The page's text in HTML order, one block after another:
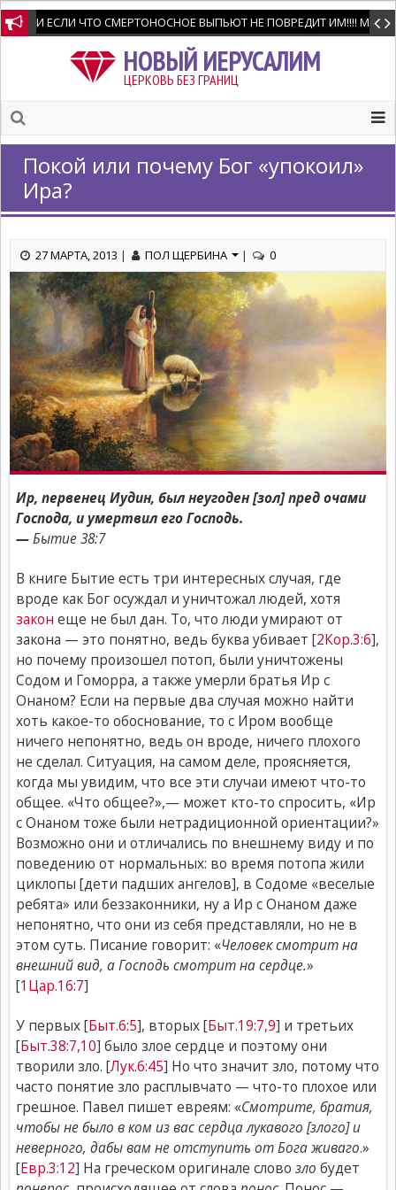
И ЕСЛИ ЧТО СМЕРТОНОСНОЕ ВЫПЬЮТ НЕ ПОВРЕДИТ ИМ!!!! Мне
НОВЫЙ ИЕРУСАЛИМ
ЦЕРКОВЬ БЕЗ ГРАНИЦ
Покой или почему Бог «упокоил»
Ира?
27 МАРТА, 2013 | ПОЛ ЩЕРБИНА | 0
Ир, первенец Иудин, был неугоден [зол] пред очами
Господа, и умертвил его Господь.
—Бытие 38:7
В книге Бытие есть три интересных случая, где
вроде как Бог осуждал и уничтожал людей, хотя
закон еще не был дан. То, что люди умирают от
закона — это понятно, ведь буква убивает [2Кор.3:6],
но почему произошел потоп, были уничтожены
Содом и Гоморра, а также умерли братья Ир с
Онаном? Если на первые два случая можно найти
хоть какое-то обоснование, то с Иром вообще
ничего непонятно, ведь он вроде, ничего плохого
не сделал. Ситуация, на самом деле, проясняется,
когда мы увидим, что все эти случаи имеют что-то
общее. «Что общее?»,— может кто-то спросить, «Ир
с Онаном тоже были нетрадиционной ориентации?»
Возможно они и отличались по внешнему виду и по
поведению от нормальных: во время потопа жили
циклопы [дети падших ангелов], в Содоме «веселые
ребята» или беззаконники, ну а Ир с Онаном даже
непонятно, что они из себя представляли, но не в
этом суть. Писание говорит: «Человек смотрит на
внешний вид, а Господь смотрит на сердце.»
[1Цар.16:7]
У первых [Быт.6:5], вторых [Быт.19:7,9] и третьих
[Быт.38:7,10] было злое сердце и поэтому они
творили зло. [Лук.6:45] Но что значит зло, потому что
часто понятие зло расплывчато — что-то плохое или
грешное. Павел пишет евреям: «Смотрите, братия,
чтобы не было в ком из вас сердца лукавого [злого] и
неверного, дабы вам не отступить от Бога живаго.»
[Евр.3:12] На греческом оригинале слово зло будет